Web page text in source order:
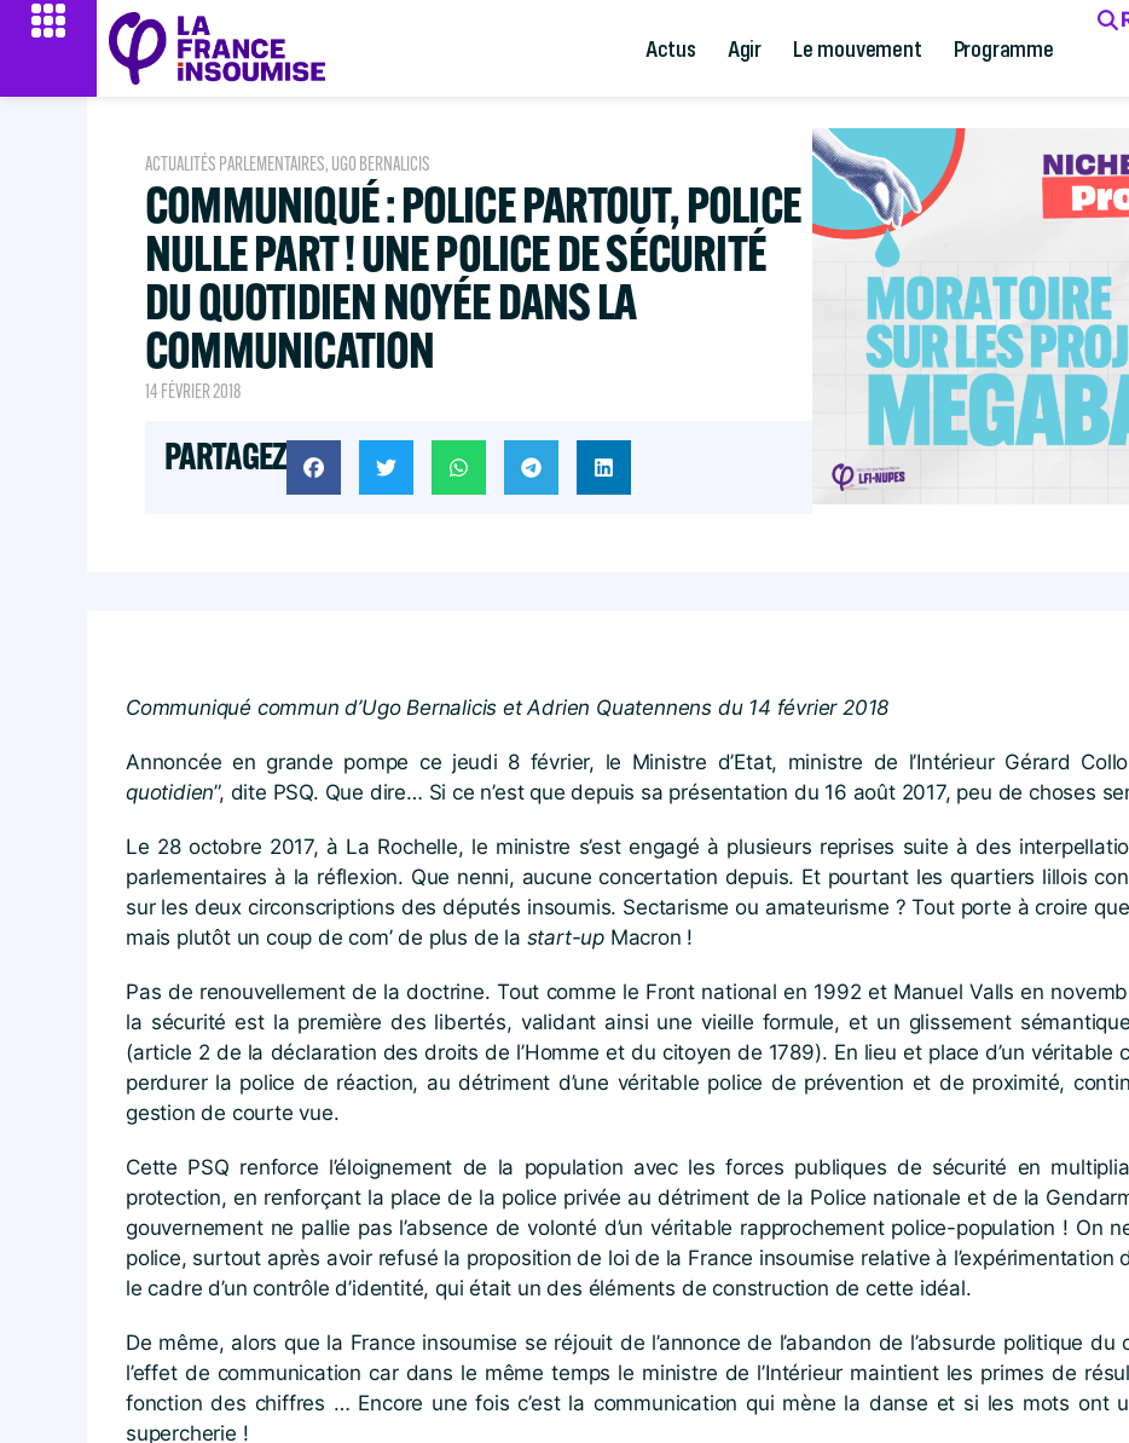
Actus Agir Le mouvement Programme
ACTUALITÉS PARLEMENTAIRES, UGO BERNALICIS
COMMUNIQUÉ : POLICE PARTOUT, POLICE
NULLE PART ! UNE POLICE DE SÉCURITÉ
DU QUOTIDIEN NOYÉE DANS LA
COMMUNICATION
14 FÉVRIER 2018
PARTAGEZ
Communiqué commun d’Ugo Bernalicis et Adrien Quatennens du 14 février 2018
Annoncée en grande pompe ce jeudi 8 février, le Ministre d’Etat, ministre de l’Intérieur Gérard
quotidien”, dite PSQ. Que dire… Si ce n’est que depuis sa présentation du 16 août 2017, peu de choses
Le 28 octobre 2017, à La Rochelle, le ministre s’est engagé à plusieurs reprises suite à des
parlementaires à la réflexion. Que nenni, aucune concertation depuis. Et pourtant les quartiers lillois
sur les deux circonscriptions des députés insoumis. Sectarisme ou amateurisme ? Tout porte à croire
mais plutôt un coup de com’ de plus de la start-up Macron !
Pas de renouvellement de la doctrine. Tout comme le Front national en 1992 et Manuel Valls en
la sécurité est la première des libertés, validant ainsi une vieille formule, et un glissement
(article 2 de la déclaration des droits de l’Homme et du citoyen de 1789). En lieu et place d’un
perdurer la police de réaction, au détriment d’une véritable police de prévention et de proximité,
gestion de courte vue.
Cette PSQ renforce l’éloignement de la population avec les forces publiques de sécurité en
protection, en renforçant la place de la police privée au détriment de la Police nationale et de la
gouvernement ne pallie pas l’absence de volonté d’un véritable rapprochement police-population ! On
police, surtout après avoir refusé la proposition de loi de la France insoumise relative à l’expérimentation
le cadre d’un contrôle d’identité, qui était un des éléments de construction de cette idéal.
De même, alors que la France insoumise se réjouit de l’annonce de l’abandon de l’absurde politique
l’effet de communication car dans le même temps le ministre de l’Intérieur maintient les primes de
fonction des chiffres … Encore une fois c’est la communication qui mène la danse et si les mots ont
supercherie !